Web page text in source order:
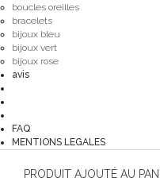
boucles oreilles
bracelets
bijoux bleu
bijoux vert
bijoux rose
avis
FAQ
MENTIONS LEGALES
PRODUIT AJOUTÉ AU